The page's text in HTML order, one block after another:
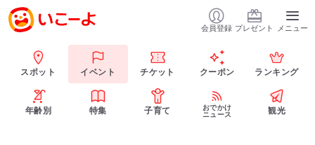
会員登録 プレゼント メニュー
スポット イベント チケット クーポン ランキング
年齢別 特集 子育て
おでかけ
ニュース
観光